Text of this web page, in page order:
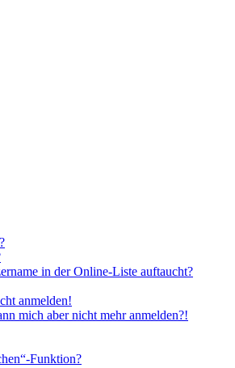
in der Online-Liste auftaucht?
anmelden!
mich aber nicht mehr anmelden?!
Funktion?